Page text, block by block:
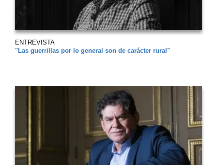
ENTREVISTA
"Las guerrillas por lo general son de carácter rural"